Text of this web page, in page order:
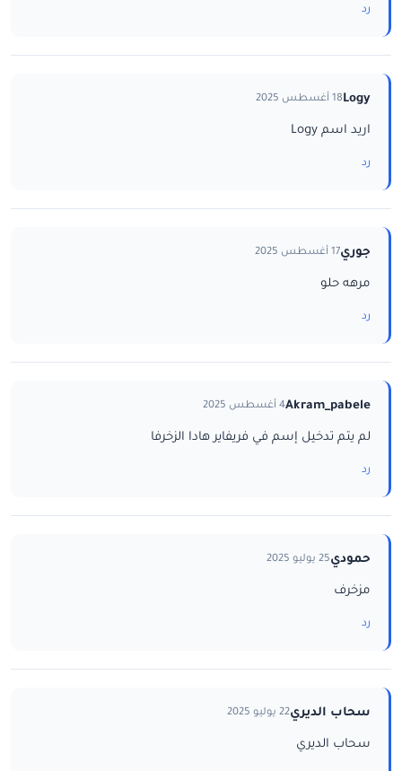
رد
Logy18 أغسطس 2025
اريد اسم Logy
رد
جوري17 أغسطس 2025
مرهه حلو
رد
Akram_pabele4 أغسطس 2025
لم يتم تدخيل إسم في فريفاير هادا الزخرفا
رد
حمودي25 يوليو 2025
مزخرف
رد
سحاب الديري22 يوليو 2025
سحاب الديري